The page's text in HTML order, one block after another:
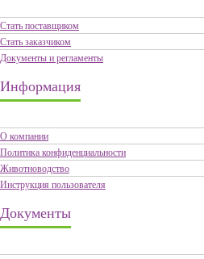
Стать поставщиком
Стать заказчиком
Документы и регламенты
Информация
О компании
Политика конфиденциальности
Животноводство
Инструкция пользователя
Документы